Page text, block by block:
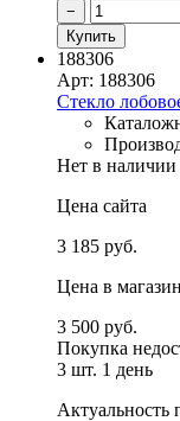
−
Купить
188306
Арт: 188306
Стекло
Нет в наличии
Цена сайта
3 185 руб.
Цена в
3 500 руб.
Покупка
3 шт. 1 день
Актуальность